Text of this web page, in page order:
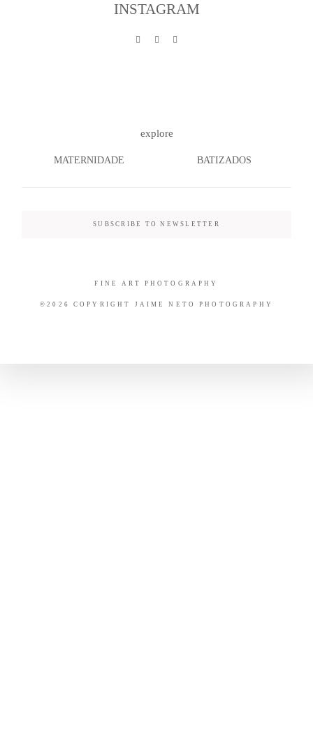
INSTAGRAM
explore
MATERNIDADE BATIZADOS
SUBSCRIBE TO NEWSLETTER
©2026 COPYRIGHT JAIME NETO PHOTOGRAPHY
FINE ART PHOTOGRAPHY